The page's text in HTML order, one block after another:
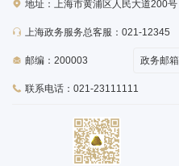
地址：上海市黄浦区人民大道200号
上海政务服务总客服：021-12345
邮编：200003
联系电话：021-23111111
政务邮箱